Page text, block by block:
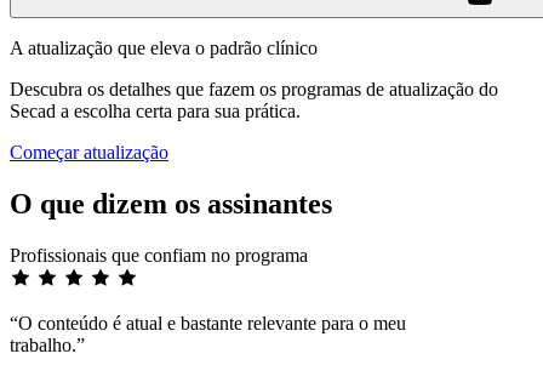
A atualização que eleva o padrão clínico
Descubra os detalhes que fazem os programas de atualização do
Secad a escolha certa para sua prática.
Começar atualização
O que dizem os assinantes
Profissionais que confiam no programa
“O conteúdo é atual e bastante relevante para o meu
trabalho.”